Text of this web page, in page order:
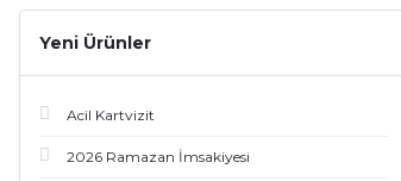
Yeni Ürünler
Acil Kartvizit
2026 Ramazan İmsakiyesi